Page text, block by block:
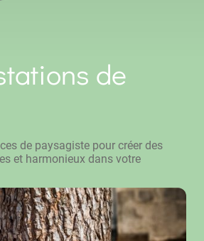
de
de paysagiste pour créer des
et harmonieux dans votre